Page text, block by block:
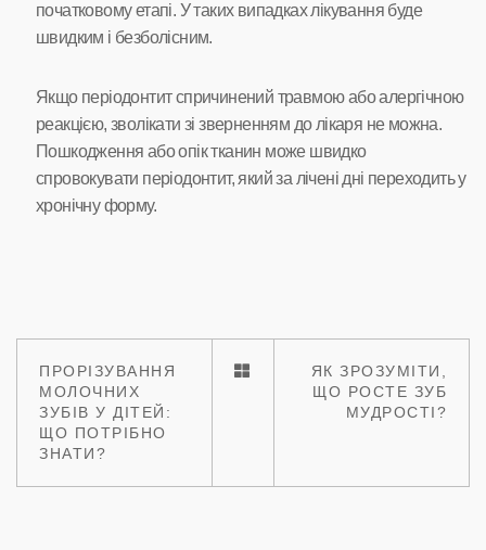
початковому етапі. У таких випадках лікування буде
швидким і безболісним.
Якщо періодонтит спричинений травмою або алергічною
реакцією, зволікати зі зверненням до лікаря не можна.
Пошкодження або опік тканин може швидко
спровокувати періодонтит, який за лічені дні переходить у
хронічну форму.
ПРОРІЗУВАННЯ
МОЛОЧНИХ
ЗУБІВ У ДІТЕЙ:
ЩО ПОТРІБНО
ЗНАТИ?
ЯК ЗРОЗУМІТИ,
ЩО РОСТЕ ЗУБ
МУДРОСТІ?